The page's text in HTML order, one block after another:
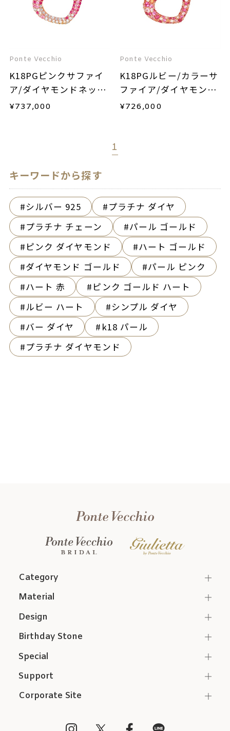
Ponte Vecchio
K18PGピンクサファイ
ア/ダイヤモンドネック
レス
¥737,000
Ponte Vecchio
K18PGルビー/カラーサ
ファイア/ダイヤモンド
ネックレス
¥726,000
1
キーワードから探す
シルバー 925
プラチナ ダイヤ
プラチナ チェーン
パール ゴールド
ピンク ダイヤモンド
ハート ゴールド
ダイヤモンド ゴールド
パール ピンク
ハート 赤
ピンク ゴールド ハート
ルビー ハート
シンプル ダイヤ
バー ダイヤ
k18 パール
プラチナ ダイヤモンド
Category
Support
Corporate Site
Material
Design
Birthday Stone
Special